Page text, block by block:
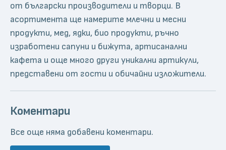
от български производители и творци. В
асортимента ще намерите млечни и месни
продукти, мед, ядки, био продукти, ръчно
изработени сапуни и бижута, артисанални
кафета и още много други уникални артикули,
представени от гости и обичайни изложители.
Коментари
Все още няма добавени коментари.